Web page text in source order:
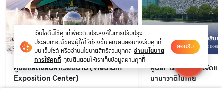
ศูนย์แสดงสินค้าเวียดนาม (Vietnam
Exposition Center)
ศูนย์การประชุมและจัดแ
นานาชาติในไทย
เว็บไซต์นี้ใช้คุกกี้เพื่อวัตถุประสงค์ในการปรับปรุง
ประสบการณ์ของผู้ใช้ให้ดียิ่งขึ้น คุณยินยอมที่จะรับคุกกี้
บน เว็บไซต์ หรืออ่านนโยบายสิทธิส่วนบุคคล อ่านนโยบาย
การใช้คุกกี้ คุณยินยอมให้เราเก็บข้อมูลผ่านคุกกี้
ยอมรับ